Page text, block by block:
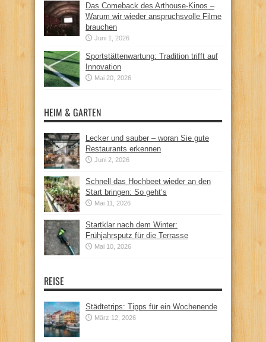
Das Comeback des Arthouse-Kinos –
Warum wir wieder anspruchsvolle Filme
brauchen
Juni 1, 2026
Sportstättenwartung: Tradition trifft auf
Innovation
Mai 20, 2026
HEIM & GARTEN
Lecker und sauber – woran Sie gute
Restaurants erkennen
Juni 2, 2026
Schnell das Hochbeet wieder an den
Start bringen: So geht’s
Mai 11, 2026
Startklar nach dem Winter:
Frühjahrsputz für die Terrasse
Mai 10, 2026
REISE
Städtetrips: Tipps für ein Wochenende
März 12, 2026